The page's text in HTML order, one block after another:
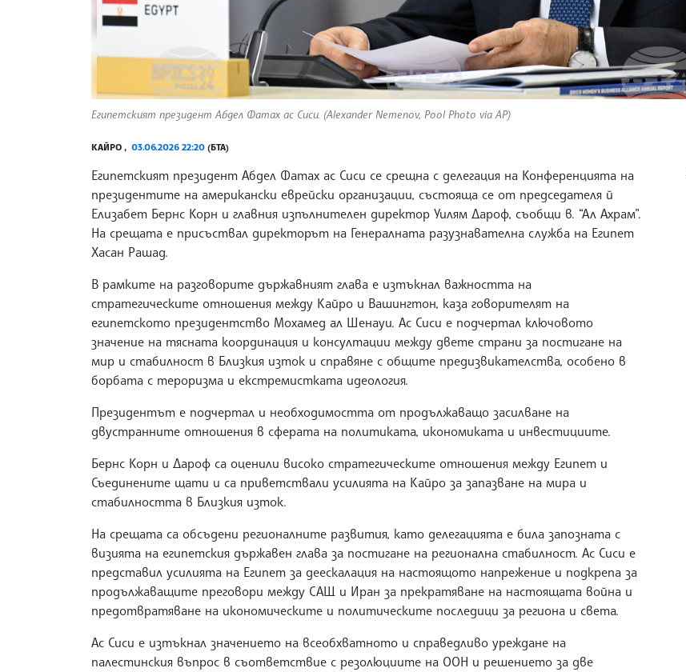
Египетският президент Абдел Фатах ас Сиси. (Alexander Nemenov, Pool Photo via AP)
КАЙРО , 03.06.2026 22:20 (БТА)
Египетският президент Абдел Фатах ас Сиси се срещна с делегация на Конференцията на
президентите на американски еврейски организации, състояща се от председателя й
Елизабет Бернс Корн и главния изпълнителен директор Уилям Дароф, съобщи в. “Ал Ахрам”.
На срещата е присъствал директорът на Генералната разузнавателна служба на Египет
Хасан Рашад.
В рамките на разговорите държавният глава е изтъкнал важността на
стратегическите отношения между Кайро и Вашингтон, каза говорителят на
египетското президентство Мохамед ал Шенауи. Ас Сиси е подчертал ключовото
значение на тясната координация и консултации между двете страни за постигане на
мир и стабилност в Близкия изток и справяне с общите предизвикателства, особено в
борбата с тероризма и екстремистката идеология.
Президентът е подчертал и необходимостта от продължаващо засилване на
двустранните отношения в сферата на политиката, икономиката и инвестициите.
Бернс Корн и Дароф са оценили високо стратегическите отношения между Египет и
Съединените щати и са приветствали усилията на Кайро за запазване на мира и
стабилността в Близкия изток.
На срещата са обсъдени регионалните развития, като делегацията е била запозната с
визията на египетския държавен глава за постигане на регионална стабилност. Ас Сиси е
представил усилията на Египет за деескалация на настоящото напрежение и подкрепа за
продължаващите преговори между САЩ и Иран за прекратяване на настоящата война и
предотвратяване на икономическите и политическите последици за региона и света.
Ас Сиси е изтъкнал значението на всеобхватното и справедливо уреждане на
палестинския въпрос в съответствие с резолюциите на ООН и решението за две